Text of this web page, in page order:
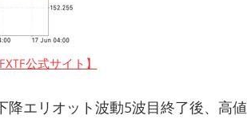
公式サイト】
エリオット波動5波目終了後、高値